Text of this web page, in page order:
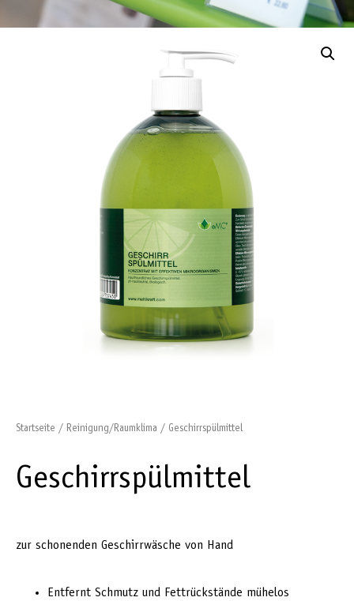
Startseite / Reinigung/Raumklima / Geschirrspülmittel
Geschirrspülmittel
zur schonenden Geschirrwäsche von Hand
Entfernt Schmutz und Fettrückstände mühelos